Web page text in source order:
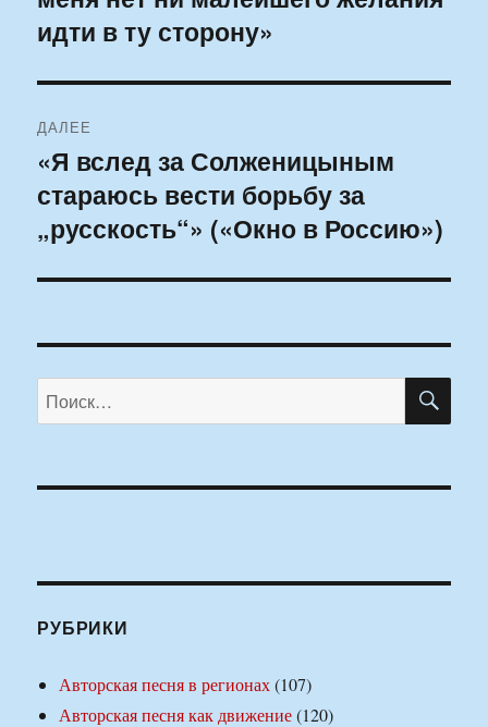
идти в ту сторону»
ДАЛЕЕ
Следующая
запись:
«Я вслед за Солженицыным
стараюсь вести борьбу за
„русскость“» («Окно в Россию»)
Искать:
РУБРИКИ
Авторская песня в регионах(107)
Авторская песня как движение(120)